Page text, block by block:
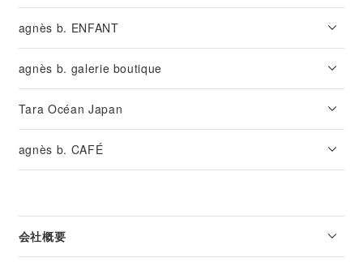
agnès b. ENFANT
agnès b. galerie boutique
Tara Océan Japan
agnès b. CAFÉ
会社概要